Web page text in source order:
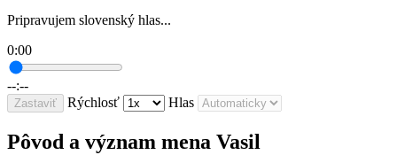
Pripravujem slovenský hlas...
0:00
--:--
Zastaviť Rýchlosť Hlas
Pôvod a význam mena Vasil